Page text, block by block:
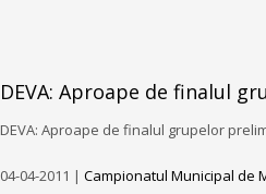
DEVA: Aproape de finalul
DEVA: Aproape de finalul grupelor
04-04-2011 | Campionatul Municipal de